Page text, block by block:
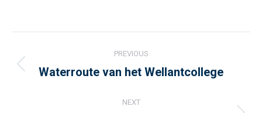
navigation
PREVIOUS
Previous
Waterroute van het Wellantcollege
NEXT